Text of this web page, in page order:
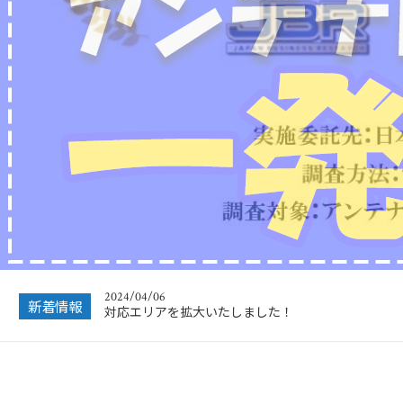
新着情報
2022/07/04
フリーボイス（0120番号）への発信につきまし
対応エリアを拡大いたしました！